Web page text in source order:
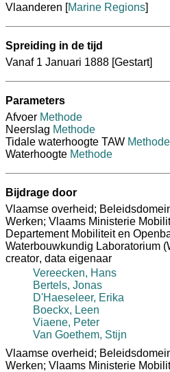
Vlaanderen [Marine Regions]
Spreiding in de tijd
Vanaf 1 Januari 1888 [Gestart]
Parameters
Afvoer Methode
Neerslag Methode
Tidale waterhoogte TAW Methode
Waterhoogte Methode
Bijdrage door
Vlaamse overheid;
Werken; Vlaams Ministerie
Departement Mobiliteit en
Waterbouwkundig Laboratorium
creator, data eigenaar
Vereecken, Hans
Bertels, Jonas
D'Haeseleer, Erika
Boeckx, Leen
Viaene, Peter
Van Goethem, Stijn
Vlaamse overheid;
Werken; Vlaams Ministerie